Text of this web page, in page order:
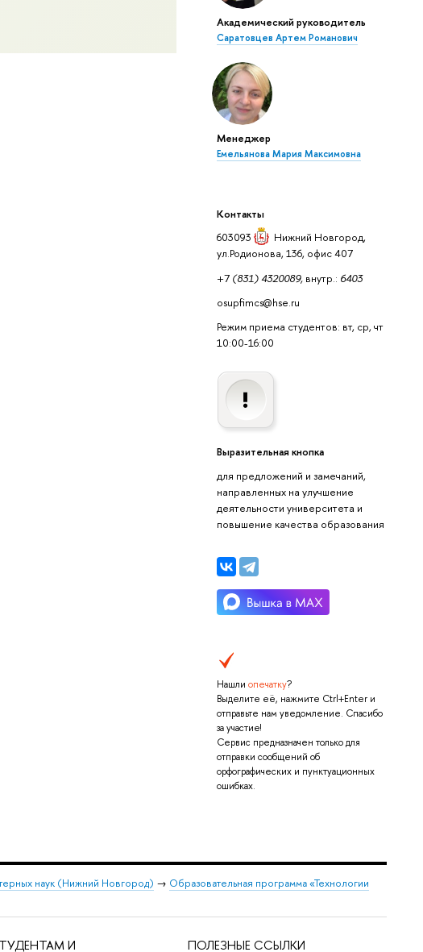
Академический руководитель
Саратовцев Артем Романович
Менеджер
Емельянова Мария Максимовна
Контакты
603093
Нижний Новгород,
ул.Родионова, 136, офис 407
+7 (831) 4320089,внутр.: 6403
osupfimcs@hse.ru
Режим приема студентов: вт, ср, чт
10:00-16:00
Выразительная кнопка
для предложений и замечаний,
направленных на улучшение
деятельности университета и
повышение качества образования
Нашли опечатку?
Выделите её, нажмите Ctrl+Enter и
отправьте нам уведомление. Спасибо
за участие!
Сервис предназначен только для
отправки сообщений об
орфографических и пунктуационных
ошибках.
наук (Нижний Новгород) → Образовательная программа «Технологии
И ПОЛЕЗНЫЕ ССЫЛКИ